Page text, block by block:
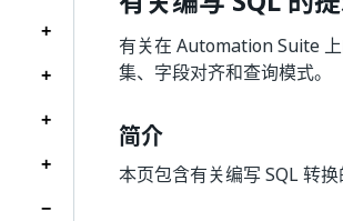
有关在 Automation Suite
集、字段对齐和查询模式。
简介
本页包含有关编写 SQL 转换